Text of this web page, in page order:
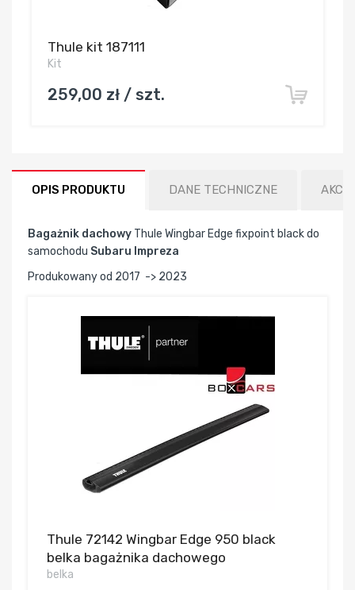
Thule kit 187111
Kit
259,00 zł / szt.
OPIS PRODUKTU DANE TECHNICZNE
Bagażnik dachowy Thule Wingbar Edge fixpoint black do
samochodu Subaru Impreza
Produkowany od 2017 -> 2023
Thule 72142 Wingbar Edge 950 black
belka bagażnika dachowego
belka